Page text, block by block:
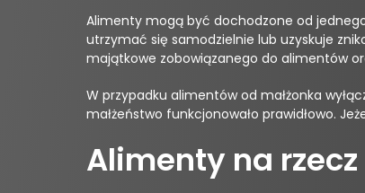
Alimenty mogą być dochodzone od
utrzymać się samodzielnie lub uzyskuje
majątkowe zobowiązanego do alimentów
W przypadku alimentów od małżonka
małżeństwo funkcjonowało prawidłowo.
Alimenty na